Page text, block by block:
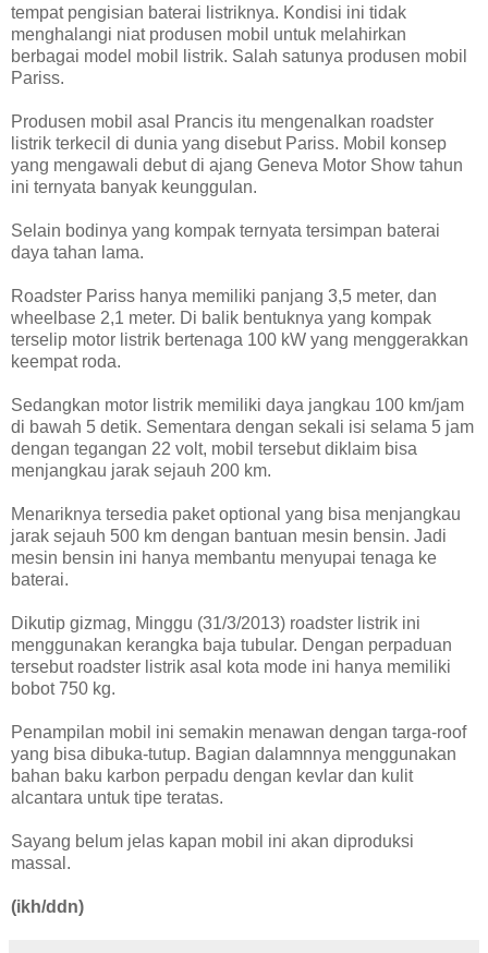
tempat pengisian baterai listriknya. Kondisi ini tidak
menghalangi niat produsen mobil untuk melahirkan
berbagai model mobil listrik. Salah satunya produsen mobil
Pariss.
Produsen mobil asal Prancis itu mengenalkan roadster
listrik terkecil di dunia yang disebut Pariss. Mobil konsep
yang mengawali debut di ajang Geneva Motor Show tahun
ini ternyata banyak keunggulan.
Selain bodinya yang kompak ternyata tersimpan baterai
daya tahan lama.
Roadster Pariss hanya memiliki panjang 3,5 meter, dan
wheelbase 2,1 meter. Di balik bentuknya yang kompak
terselip motor listrik bertenaga 100 kW yang menggerakkan
keempat roda.
Sedangkan motor listrik memiliki daya jangkau 100 km/jam
di bawah 5 detik. Sementara dengan sekali isi selama 5 jam
dengan tegangan 22 volt, mobil tersebut diklaim bisa
menjangkau jarak sejauh 200 km.
Menariknya tersedia paket optional yang bisa menjangkau
jarak sejauh 500 km dengan bantuan mesin bensin. Jadi
mesin bensin ini hanya membantu menyupai tenaga ke
baterai.
Dikutip gizmag, Minggu (31/3/2013) roadster listrik ini
menggunakan kerangka baja tubular. Dengan perpaduan
tersebut roadster listrik asal kota mode ini hanya memiliki
bobot 750 kg.
Penampilan mobil ini semakin menawan dengan targa-roof
yang bisa dibuka-tutup. Bagian dalamnnya menggunakan
bahan baku karbon perpadu dengan kevlar dan kulit
alcantara untuk tipe teratas.
Sayang belum jelas kapan mobil ini akan diproduksi
massal.
(ikh/ddn)